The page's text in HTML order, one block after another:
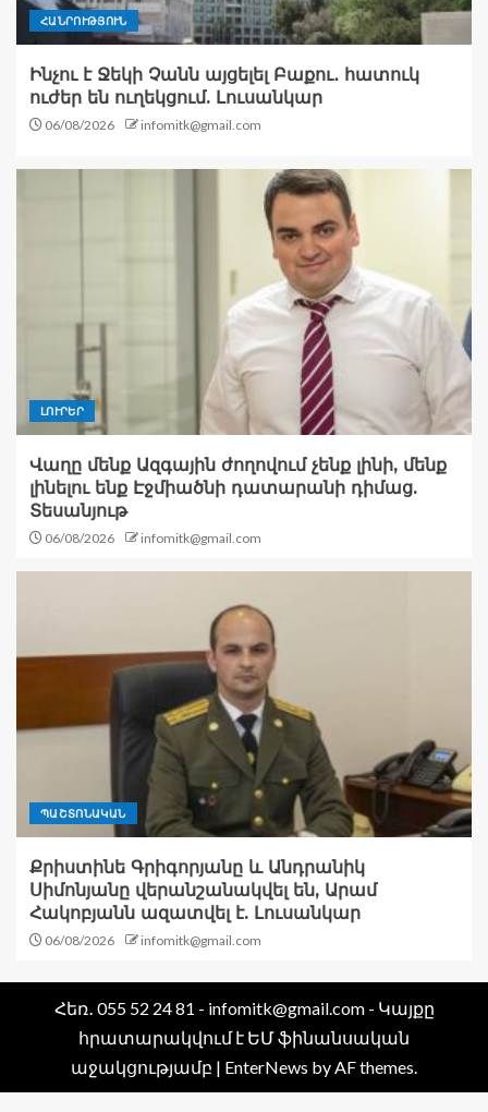
ՀԱՆՐՈՒԹՅՈՒՆ
Ինչու է Ջեկի Չանն այցելել Բաքու․ հատուկ
ուժեր են ուղեկցում. Լուսանկար
06/08/2026 infomitk@gmail.com
ԼՈՒՐԵՐ
Վաղը մենք Ազգային ժողովում չենք լինի, մենք
լինելու ենք Էջմիածնի դատարանի դիմաց.
Տեսանյութ
06/08/2026 infomitk@gmail.com
ՊԱՇՏՈՆԱԿԱՆ
Քրիստինե Գրիգորյանը և Անդրանիկ
Սիմոնյանը վերանշանակվել են, Արամ
Հակոբյանն ազատվել է. Լուսանկար
06/08/2026 infomitk@gmail.com
Հեռ․ 055 52 24 81 - infomitk@gmail.com - Կայքը
հրատարակվում է ԵՄ ֆինանսական
աջակցությամբ | EnterNews by AF themes.